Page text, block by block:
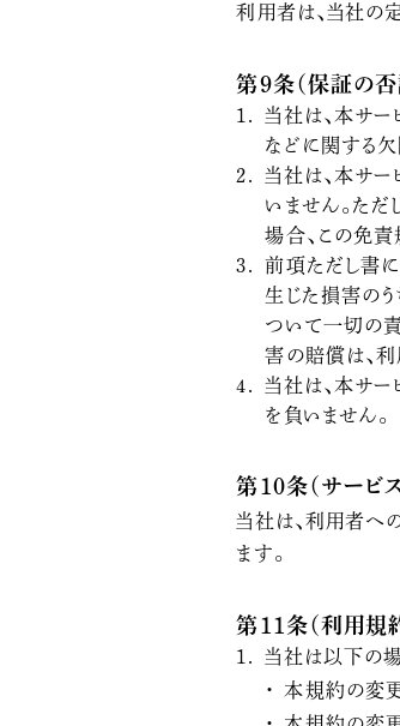
利用者は、当社の
第9条（保証の
当社は、本サー
などに関する
当社は、本サ
いません。た
場合、この免責
前項ただし書
生じた損害の
ついて一切の
害の賠償は、
当社は、本サ
を負いません。
第10条（サービ
当社は、利用者へ
ます。
第11条（利用規
当社は以下の
本規約の変